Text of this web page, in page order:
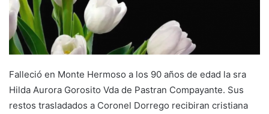
Falleció en Monte Hermoso a los 90 años de edad la sra
Hilda Aurora Gorosito Vda de Pastran Compayante. Sus
restos trasladados a Coronel Dorrego recibiran cristiana